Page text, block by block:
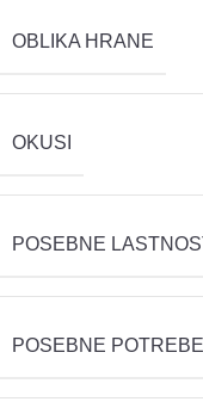
OBLIKA HRANE
OKUSI
POSEBNE
POSEBNE POTREBE